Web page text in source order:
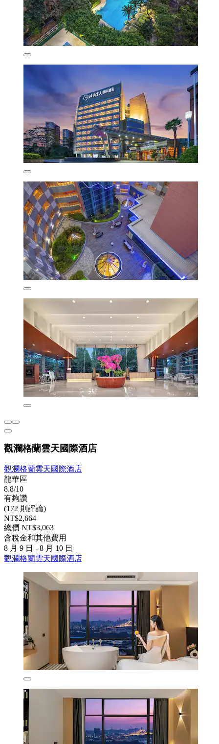
觀瀾格蘭雲天國際酒店
觀瀾格蘭雲天國際酒店
龍華區
8.8/10
有夠讚
(172 則評論)
NT$2,664
總價 NT$3,063
含稅金和其他費用
8 月 9 日 - 8 月 10 日
觀瀾格蘭雲天國際酒店